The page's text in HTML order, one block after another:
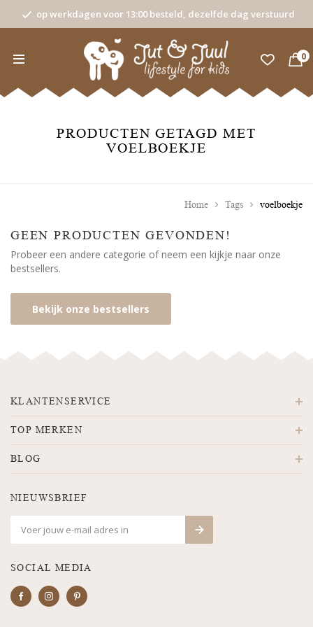
op werkdagen voor 13:00 besteld, dezelfde dag verstuurd
0
PRODUCTEN GETAGD MET
VOELBOEKJE
Home Tags voelboekje
GEEN PRODUCTEN GEVONDEN!
Probeer een andere categorie of neem een kijkje naar onze
bestsellers.
Bekijk onze bestsellers
KLANTENSERVICE
TOP MERKEN
BLOG
NIEUWSBRIEF
SOCIAL MEDIA